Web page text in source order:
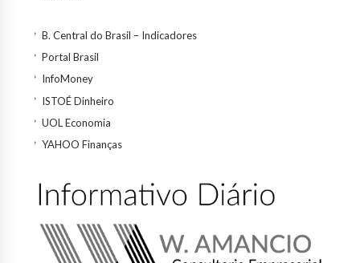
B. Central do Brasil – Indicadores
Portal Brasil
InfoMoney
ISTOÉ Dinheiro
UOL Economia
YAHOO Finanças